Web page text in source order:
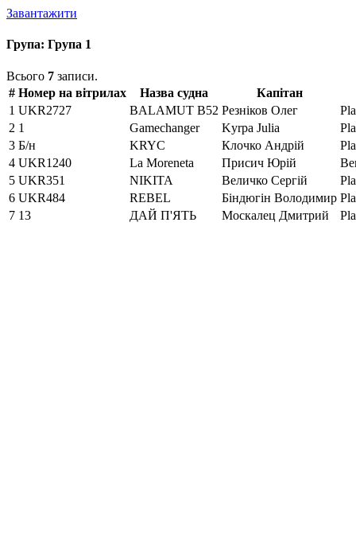
Завантажити
Група: Група 1
Всього 7 записи.
# Номер на вітрилах Назва судна
Капітан
1 UKR2727 BALAMUT B52 Резніков Олег
2 1 Gamechanger Kyrpa Julia
3 Б/н KRYC Клочко Андрій
4 UKR1240 La Moreneta Присич Юрій
5 UKR351 NIKITA Величко Сергій
6 UKR484 REBEL Біндюгін Володимир
7 13 ДАЙ П'ЯТЬ Москалец Дмитрий